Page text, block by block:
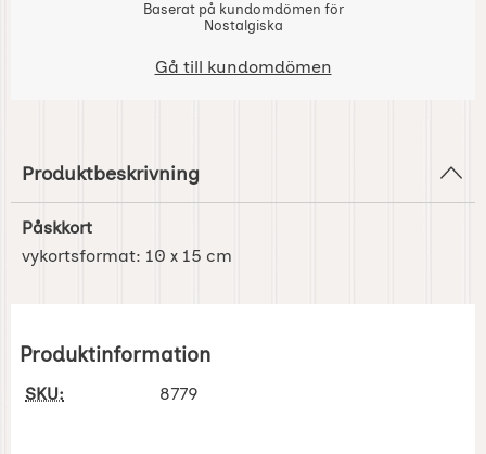
Baserat på kundomdömen för
Nostalgiska
Gå till kundomdömen
Produktbeskrivning
Påskkort
vykortsformat: 10 x 15 cm
Produktinformation
SKU: 8779